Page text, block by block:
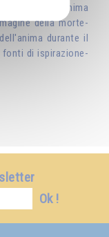
magico: l’Anima
della morte-
durante il
di ispirazione-
Ok !